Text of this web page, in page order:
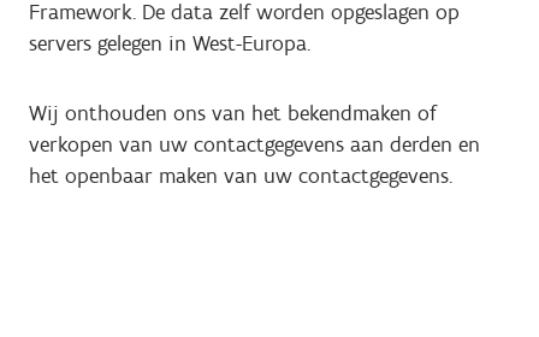
Framework. De data zelf worden opgeslagen op
servers gelegen in West-Europa.
Wij onthouden ons van het bekendmaken of
verkopen van uw contactgegevens aan derden en
het openbaar maken van uw contactgegevens.